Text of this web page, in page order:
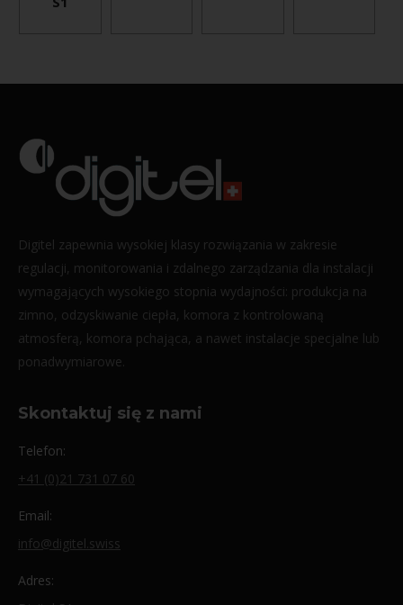
Digitel zapewnia wysokiej klasy rozwiązania w zakresie
regulacji, monitorowania i zdalnego zarządzania dla instalacji
wymagających wysokiego stopnia wydajności: produkcja na
zimno, odzyskiwanie ciepła, komora z kontrolowaną
atmosferą, komora pchająca, a nawet instalacje specjalne lub
ponadwymiarowe.
Skontaktuj się z nami
Telefon:
+41 (0)21 731 07 60
Email:
info@digitel.swiss
Adres: